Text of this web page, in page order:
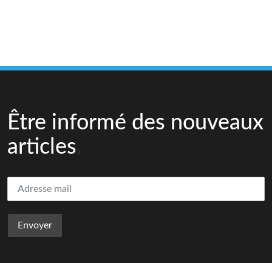
Être informé des nouveaux
articles